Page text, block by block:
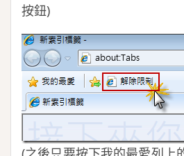
按鈕)